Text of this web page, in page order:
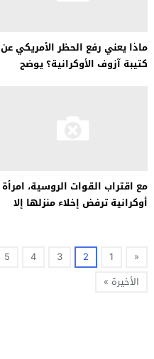
ماذا يعني رفع الحظر الأمريكي عن
كتيبة آزوف الأوكرانية؟ يوضح
مع اقتراب القوات الروسية، امرأة
أوكرانية ترفض إخلاء منزلها إلا
«
1
2
3
4
5
الأخيرة »